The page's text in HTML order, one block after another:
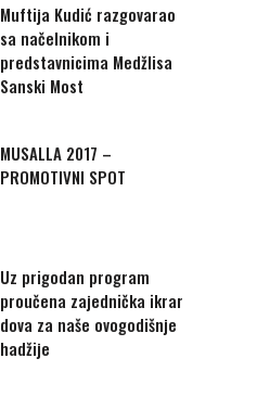
Muftija Kudić razgovarao
sa načelnikom i
predstavnicima Medžlisa
Sanski Most
MUSALLA 2017 –
PROMOTIVNI SPOT
Uz prigodan program
proučena zajednička ikrar
dova za naše ovogodišnje
hadžije